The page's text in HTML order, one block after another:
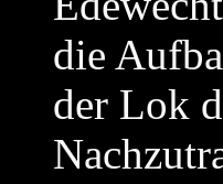
die
der Lok